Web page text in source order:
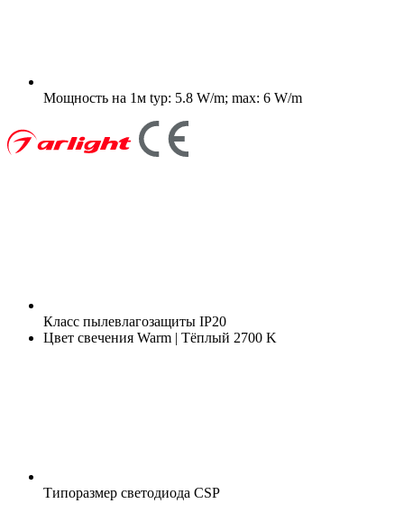
Мощность на 1м typ: 5.8 W/m; max: 6 W/m
Класс пылевлагозащиты IP20
Цвет свечения Warm | Тёплый 2700 K
Типоразмер светодиода CSP